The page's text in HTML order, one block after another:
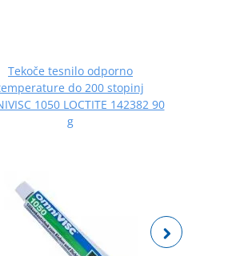
Tekoče tesnilo odporno
do 200 stopinj
1050 LOCTITE 142382 90
g